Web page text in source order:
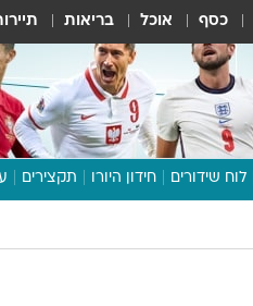
כסף אוכל בריאות
לוח שידורים חידון היורו תקצירים